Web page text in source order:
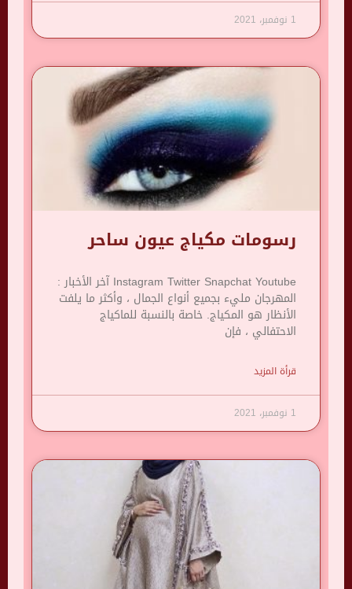
1 نوفمبر، 2021
رسومات مكياج عيون ساحر
Instagram Twitter Snapchat Youtube آخر الأخبار :
المهرجان مليء بجميع أنواع الجمال ، وأكثر ما يلفت
الأنظار هو المكياج. خاصة بالنسبة للماكياج
الاحتفالي ، فإن
قرأة المزيد
1 نوفمبر، 2021